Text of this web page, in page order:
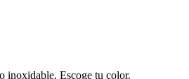
inoxidable. Escoge tu color.